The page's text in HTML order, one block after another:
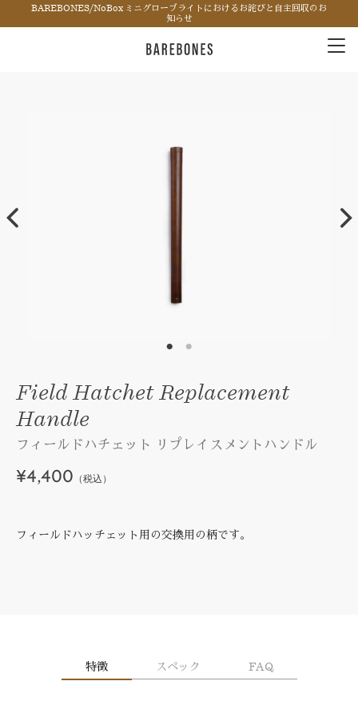
BAREBONES/NoBox ミニグローブライトにおけるお詫びと自主回収のお
知らせ
Field Hatchet Replacement
Handle
フィールドハチェット リプレイスメントハンドル
¥4,400 （税込）
フィールドハッチェット用の交換用の柄です。
特徴 スペック FAQ